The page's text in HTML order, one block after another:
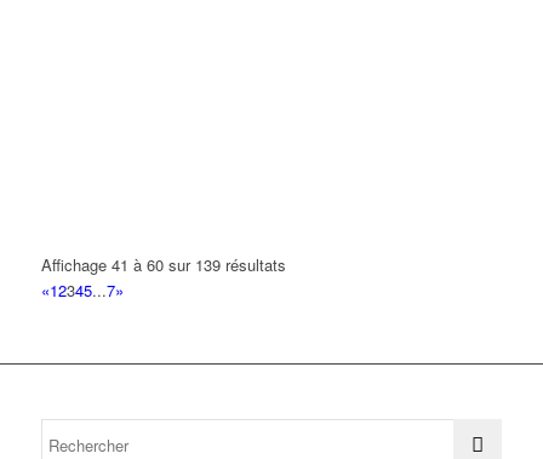
Affichage 41 à 60 sur 139 résultats
«12345...7»